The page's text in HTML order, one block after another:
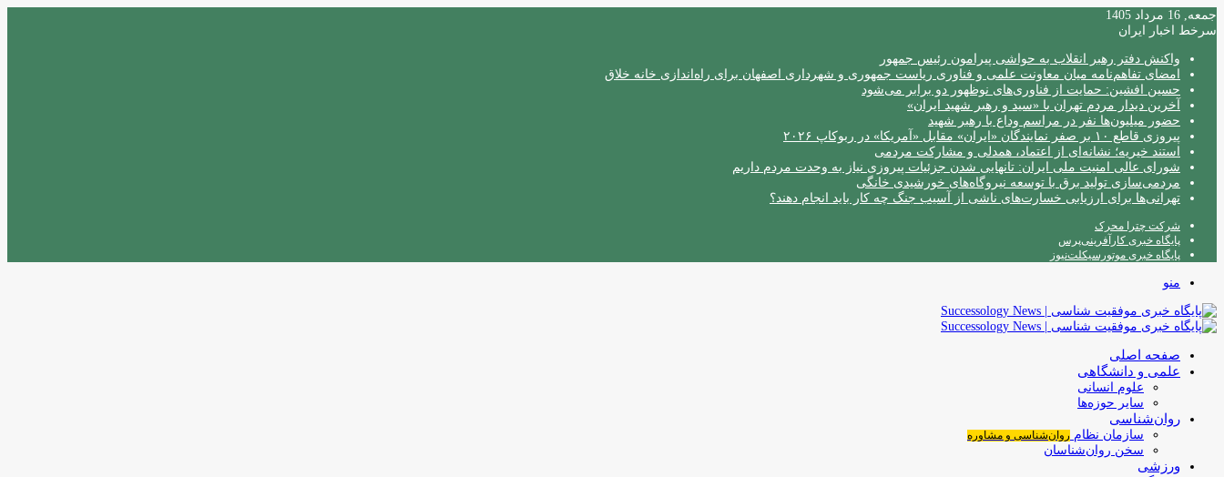
جمعه, 16 مرداد 1405
سرخط اخبار ایران
واکنش دفتر رهبر انقلاب به حواشی پیرامون رئیس جمهور
امضای تفاهم‌نامه میان معاونت علمی و فناوری ریاست جمهوری و شهرداری اصفهان برای راه‌اندازی خانه خلاق
حسین افشین: حمایت از فناوری‌های نوظهور دو برابر می‌شود
آخرین دیدار مردم تهران با «سید و رهبر شهید ایران»
حضور میلیون‌ها نفر در مراسم وداع با رهبر شهید
پیروزی قاطع ۱۰ بر صفر نمایندگان «ایران» مقابل «آمریکا» در ربوکاپ ۲۰۲۶
استند خیریه؛ نشانه‌ای از اعتماد، همدلی و مشارکت مردمی
شورای عالی امنیت ملی ایران: تانهایی شدن جزئیات پیروزی نیاز به وحدت مردم داریم
مردمی‌سازی تولید برق با توسعه نیروگاه‌های خورشیدی خانگی
تهرانی‌ها برای ارزیابی خسارت‌های ناشی از آسیب جنگ چه کار باید انجام دهند؟
شرکت چترا محرک
پایگاه خبری کارآفرینی‌پرس
پایگاه خبری موتورسیکلت‌نیوز
منو
صفحه اصلی
علمی و دانشگاهی
علوم انسانی
سایر حوزه‌ها
روان‌شناسی
سازمان نظام روان‌شناسی و مشاوره
سخن روان‌شناسان
ورزشی